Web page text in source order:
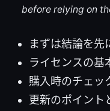
before relying on
まずは結論を先
ライセンスの基
購入時のチェッ
更新のポイント